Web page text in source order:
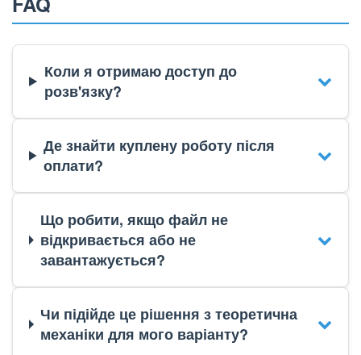
Коли я отримаю доступ до
розв'язку?
Де знайти куплену роботу після
оплати?
Що робити, якщо файл не
відкривається або не
завантажується?
Чи підійде це рішення з теоретична
механіки для мого варіанту?